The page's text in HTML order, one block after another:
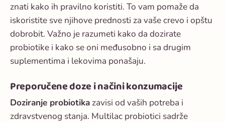
znati kako ih pravilno koristiti. To vam pomaže da
iskoristite sve njihove prednosti za vaše crevo i opštu
dobrobit. Važno je razumeti kako da dozirate
probiotike i kako se oni međusobno i sa drugim
suplementima i lekovima ponašaju.
Preporučene doze i načini konzumacije
Doziranje probiotika zavisi od vaših potreba i
zdravstvenog stanja. Multilac probiotici sadrže